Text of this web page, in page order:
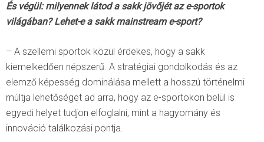
És végül: milyennek látod a sakk jövőjét az e-sportok
világában? Lehet-e a sakk mainstream e-sport?
– A szellemi sportok közül érdekes, hogy a sakk
kiemelkedően népszerű. A stratégiai gondolkodás és az
elemző képesség dominálása mellett a hosszú történelmi
múltja lehetőséget ad arra, hogy az e-sportokon belül is
egyedi helyet tudjon elfoglalni, mint a hagyomány és
innováció találkozási pontja.